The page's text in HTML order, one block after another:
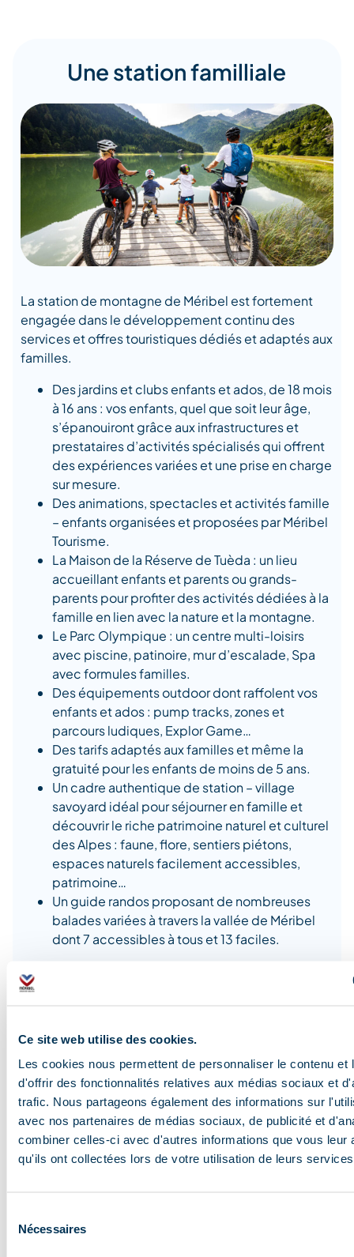
Ce site web utilise des cookies.
Les cookies nous permettent de personnaliser le contenu et
d'offrir des fonctionnalités relatives aux médias sociaux et
trafic. Nous partageons également des informations sur
avec nos partenaires de médias sociaux, de publicité et
combiner celles-ci avec d'autres informations que vous leur
qu'ils ont collectées lors de votre utilisation de leurs
Nécessaires
Une station familliale
La station de montagne de Méribel est fortement
engagée dans le développement continu des
services et offres touristiques dédiés et adaptés aux
familles.
Des jardins et clubs enfants et ados, de 18 mois
à 16 ans : vos enfants, quel que soit leur âge,
s’épanouiront grâce aux infrastructures et
prestataires d’activités spécialisés qui offrent
des expériences variées et une prise en charge
sur mesure.
Des animations, spectacles et activités famille
– enfants organisées et proposées par Méribel
Tourisme.
La Maison de la Réserve de Tuèda : un lieu
accueillant enfants et parents ou grands-
parents pour profiter des activités dédiées à la
famille en lien avec la nature et la montagne.
Le Parc Olympique : un centre multi-loisirs
avec piscine, patinoire, mur d’escalade, Spa
avec formules familles.
Des équipements outdoor dont raffolent vos
enfants et ados : pump tracks, zones et
parcours ludiques, Explor Game…
Des tarifs adaptés aux familles et même la
gratuité pour les enfants de moins de 5 ans.
Un cadre authentique de station – village
savoyard idéal pour séjourner en famille et
découvrir le riche patrimoine naturel et culturel
des Alpes : faune, flore, sentiers piétons,
espaces naturels facilement accessibles,
patrimoine…
Un guide randos proposant de nombreuses
balades variées à travers la vallée de Méribel
dont 7 accessibles à tous et 13 faciles.
Blog et actualités
Les animaux de la